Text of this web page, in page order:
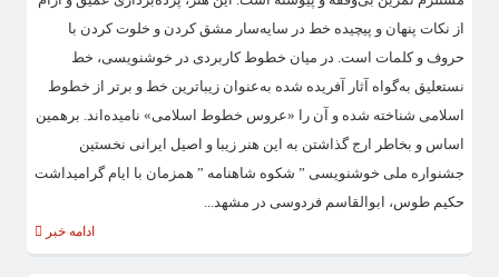
از نکات پنهان و پیچیده خط در سایه‌سار مشق کردن و خلوت کردن با
حروف و کلمات است. در میان خطوط کاربردی در خوشنویسی، خط
نستعلیق به‌گواه آثار آفریده شده به‌عنوان زیباترین خط و برتر از خطوط
اسلامی شناخته شده و آن را «عروس خطوط اسلامی» نامیده‌اند. برهمین
اساس و بخاطر ارج گذاشتن به این هنر زیبا و اصیل ایرانی نخستین
جشنواره ملی خوشنویسی ” شکوه شاهنامه ” همزمان با ایام گرامیداشت
حکیم طوس، ابوالقاسم فردوسی در مشهد...
ادامه خبر